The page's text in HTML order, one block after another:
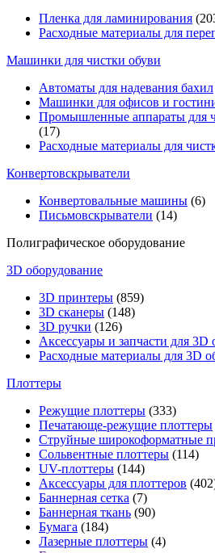
Пленка для ламинирования
Расходные материалы для
Машинки для чистки обуви
Автоматы для надевания бахил
Машинки для офисов и
Промышленные аппараты для
(17)
Расходные материалы для
Конвертовскрыватели
Конвертовальные машины (6)
Письмовскрыватели (14)
Полиграфическое оборудование
3D оборудование
3D принтеры (859)
3D сканеры (148)
3D ручки (126)
Аксессуары и запчасти для 3D
Расходные материалы для 3D
Плоттеры
Режущие плоттеры (333)
Печатающе-режущие плоттеры
Струйные широкоформатные
Сольвентные плоттеры (114)
UV-плоттеры (144)
Аксессуары для плоттеров
Баннерная сетка (7)
Баннерная ткань (90)
Бумага (184)
Лазерные плоттеры (4)